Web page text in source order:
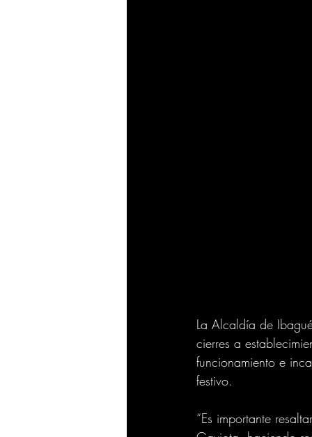
La Alcaldía de
cierres a
funcionamiento e
festivo.
“Es importante